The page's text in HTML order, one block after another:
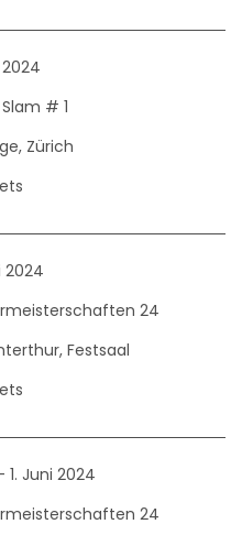
2024
# 1
Zürich
2024
24
Festsaal
1. Juni 2024
24